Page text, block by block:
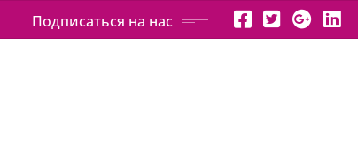
Подписаться на нас